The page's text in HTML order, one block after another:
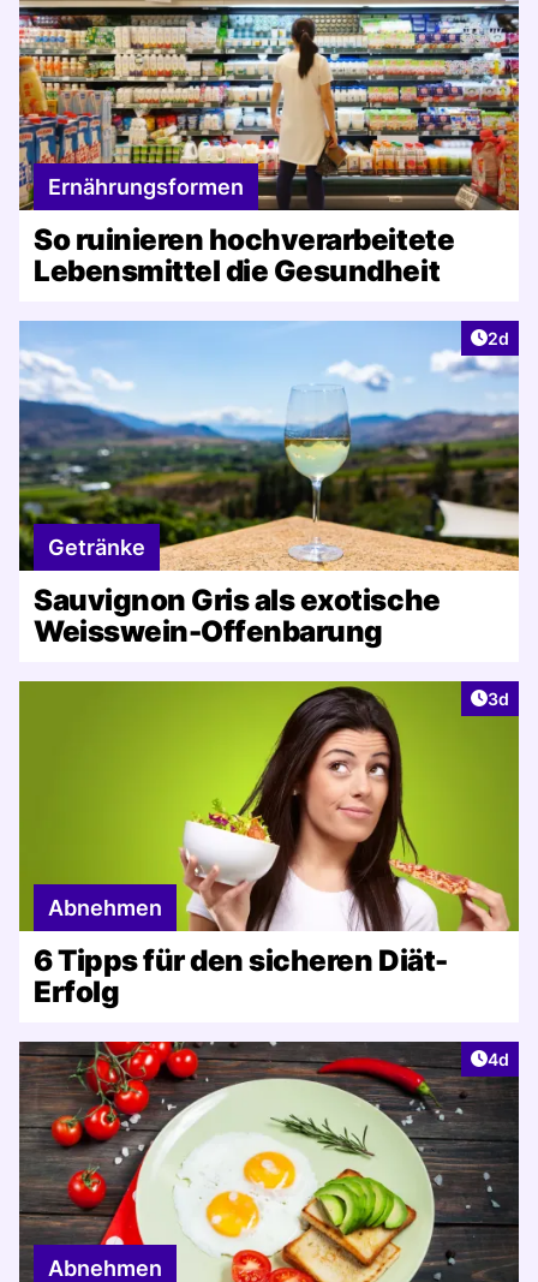
Ernährungsformen
So ruinieren hochverarbeitete
Lebensmittel die Gesundheit
2d
Getränke
Sauvignon Gris als exotische
Weisswein-Offenbarung
3d
Abnehmen
6 Tipps für den sicheren Diät-
Erfolg
4d
Abnehmen